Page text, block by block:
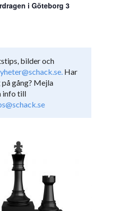
i Göteborg 3
bilder och
Har
gång? Mejla
info till